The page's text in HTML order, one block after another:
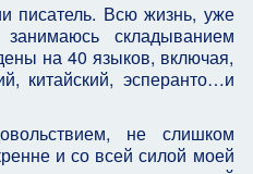
писатель. Всю жизнь, уже
складыванием
на 40 языков, включая,
китайский, эсперанто…и
не слишком
и со всей силой моей